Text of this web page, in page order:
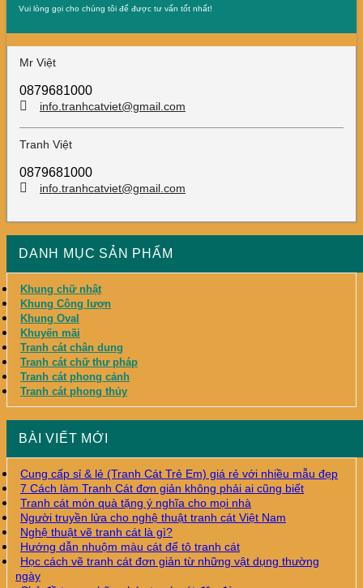
Vui lòng gọi cho chúng tôi để được tư vấn tốt nhất!
Mr Việt
0879681000
info.tranhcatviet@gmail.com
Tranh Việt
0879681000
info.tranhcatviet@gmail.com
DANH MỤC SẢN PHẨM
Khung chữ nhật
Khung Công lượn
Khung Oval
Khuyến mãi
Tranh cát chân dung
Tranh cát chữ thư pháp
Tranh cát phong cảnh
Tranh cát phong thủy
BÀI VIẾT MỚI
Cung cấp sỉ & lẻ (Tranh Cát Trẻ Em) giá rẻ với nhiều mẫu đẹp
7 Cách làm Tranh Cát đơn giản không phải ai cũng biết
Tranh cát món quà tặng ý nghĩa cho mọi nhà
Người truyền lửa cho nghệ thuật tranh cát Việt Nam
Nghệ thuật vẽ tranh cát là gì?
Hướng dẫn nhuộm màu cát để tô tranh cát
Học cách vẽ tranh cát đơn giản từ những vật dụng thường
ngày